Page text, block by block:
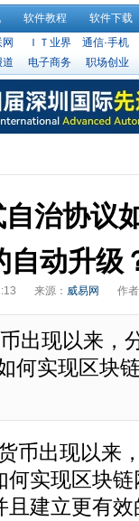
软件教程
软件下载
ＩＴ业界
通信·手机
道 电子商务 职场创业
治协议
自动升级
来源： 威易网 作
出现以来，
何实现区块
币出现以来
实现区块
建立更有